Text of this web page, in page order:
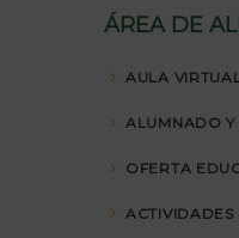
ÁREA DE
AULA VIRTUAL
ALUMNADO Y
OFERTA
ACTIVIDADES